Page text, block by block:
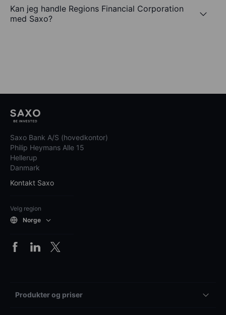
Kan jeg handle Regions Financial Corporation
med Saxo?
Saxo Bank A/S (hovedkontor)
Philip Heymans Alle 15
Hellerup
Danmark
Kontakt Saxo
Velg region
Norge
Produkter og priser